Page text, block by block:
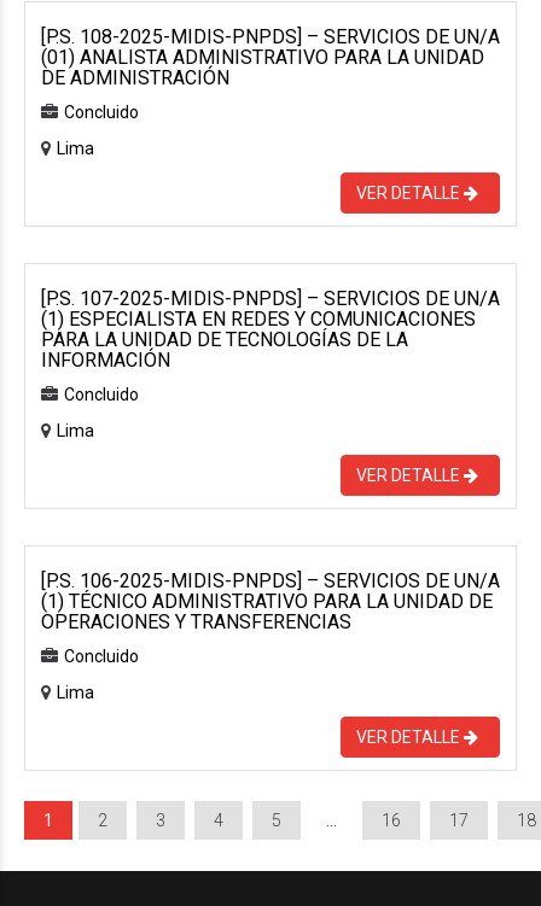
[P.S. 108-2025-MIDIS-PNPDS] – SERVICIOS DE UN/A
(01) ANALISTA ADMINISTRATIVO PARA LA UNIDAD
DE ADMINISTRACIÓN
Concluido
Lima
VER DETALLE
[P.S. 107-2025-MIDIS-PNPDS] – SERVICIOS DE UN/A
(1) ESPECIALISTA EN REDES Y COMUNICACIONES
PARA LA UNIDAD DE TECNOLOGÍAS DE LA
INFORMACIÓN
Concluido
Lima
VER DETALLE
[P.S. 106-2025-MIDIS-PNPDS] – SERVICIOS DE UN/A
(1) TÉCNICO ADMINISTRATIVO PARA LA UNIDAD DE
OPERACIONES Y TRANSFERENCIAS
Concluido
Lima
VER DETALLE
1 2 3 4 5 16 17 18